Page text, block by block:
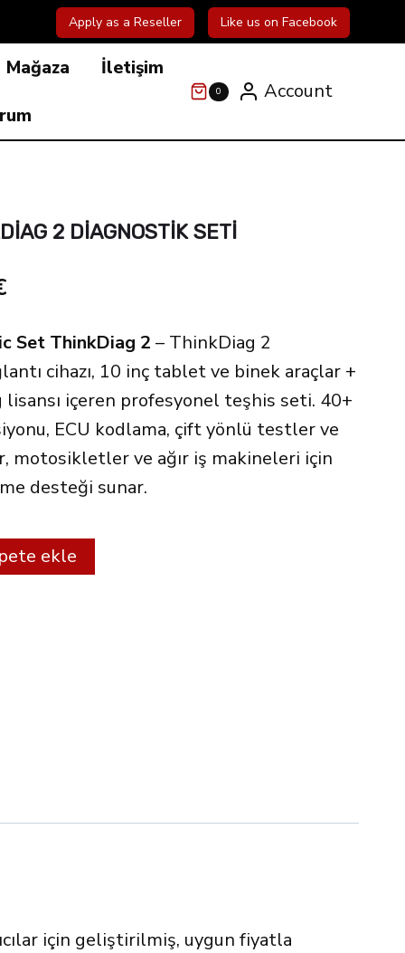
Apply as a Reseller Like us on Facebook
Mağaza İletişim
0 Account
2 DIAGNOSTIK SETI
fiyat:
507.00€.
Set ThinkDiag 2 – ThinkDiag 2
cihazı, 10 inç tablet ve binek araçlar +
lisansı içeren profesyonel teşhis seti. 40+
ECU kodlama, çift yönlü testler ve
motosikletler ve ağır iş makineleri için
desteği sunar.
ekle
için geliştirilmiş, uygun fiyatla